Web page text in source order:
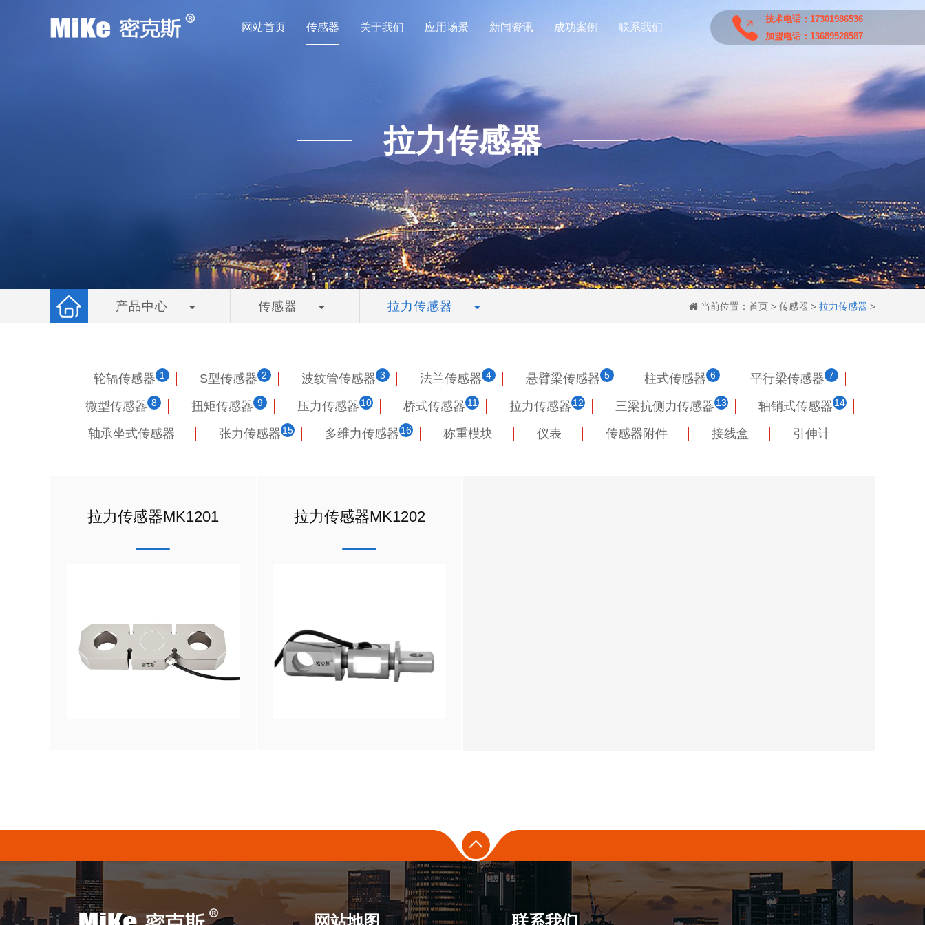
网站首页 传感器 关于我们 应用场景 新闻资讯 成功案例 联系我们
技术电话：17301986536
加盟电话：13689528587
拉力传感器
当前位置： 首页 > 传感器 > 拉力传感器 >
产品中心 传感器 拉力传感器
轮辐传感器 1 S型传感器 2 波纹管传感器 3 法兰传感器 4 悬臂梁传感器 5 柱式传感器 6 平行梁传感器 7
微型传感器 8 扭矩传感器 9 压力传感器 10 桥式传感器 11 拉力传感器 12 三梁抗侧力传感器 13 轴销式传感器 14
轴承坐式传感器 张力传感器 15 多维力传感器 16 称重模块 仪表 传感器附件 接线盒 引伸计
拉力传感器MK1201 拉力传感器MK1202
网站地图 联系我们